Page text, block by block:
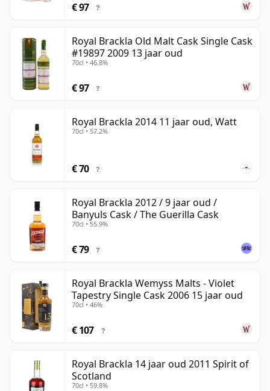
€ 97 ?
Royal Brackla Old Malt Cask Single Cask
#19897 2009 13 jaar oud
70cl • 46.8%
€ 97 ?
Royal Brackla 2014 11 jaar oud, Watt
70cl • 57.2%
€ 70 ?
Royal Brackla 2012 / 9 jaar oud /
Banyuls Cask / The Guerilla Cask
70cl • 55.9%
€ 79 ?
Royal Brackla Wemyss Malts - Violet
Tapestry Single Cask 2006 15 jaar oud
70cl • 46%
€ 107 ?
Royal Brackla 14 jaar oud 2011 Spirit of
Scotland
70cl • 59.8%